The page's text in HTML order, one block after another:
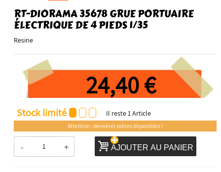
RT-DIORAMA 35678 GRUE PORTUAIRE
ÉLECTRIQUE DE 4 PIEDS 1/35
Resine
24,40 €
Stock limité Il reste1Article
Attention : dernières pièces disponibles !
- + AJOUTER AU PANIER